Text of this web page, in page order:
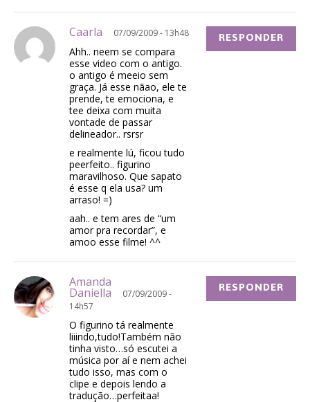
Caarla 07/09/2009 - 13h48
Ahh.. neem se compara
esse video com o antigo.
o antigo é meeio sem
graça. Já esse nãao, ele te
prende, te emociona, e
tee deixa com muita
vontade de passar
delineador.. rsrsr
e realmente lú, ficou tudo
peerfeito.. figurino
maravilhoso. Que sapato
é esse q ela usa? um
arraso! =)
aah.. e tem ares de “um
amor pra recordar”, e
amoo esse filme! ^^
RESPONDER
Amanda
Daniella
07/09/2009 -
14h57
O figurino tá realmente
liiindo,tudo!Também não
tinha visto…só escutei a
música por aí e nem achei
tudo isso, mas com o
clipe e depois lendo a
tradução…perfeitaa!
RESPONDER